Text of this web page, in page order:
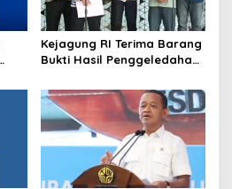
Kejagung RI Terima Barang
Bukti Hasil Penggeledahan
Keaslian